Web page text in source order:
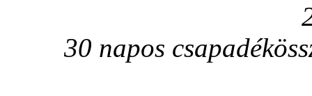
30 napos